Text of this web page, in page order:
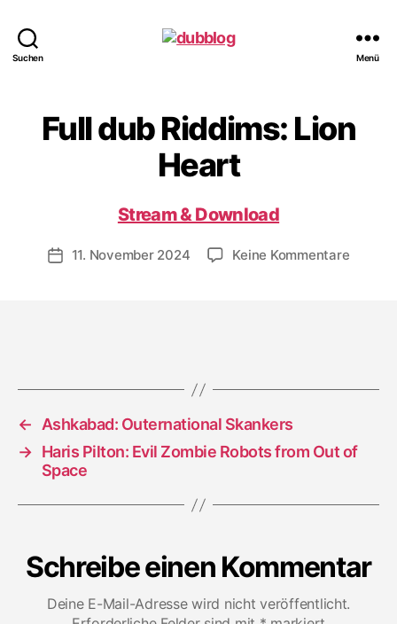
Suchen Menü
Full dub Riddims: Lion
Heart
Stream & Download
Veröffentlichungsdatum
11. November 2024 Keine Kommentarezu
←
Ashkabad: Outernational Skankers
→ Haris Pilton: Evil Zombie Robots from Out of
Space
Schreibe einen Kommentar
Deine E-Mail-Adresse wird nicht veröffentlicht.